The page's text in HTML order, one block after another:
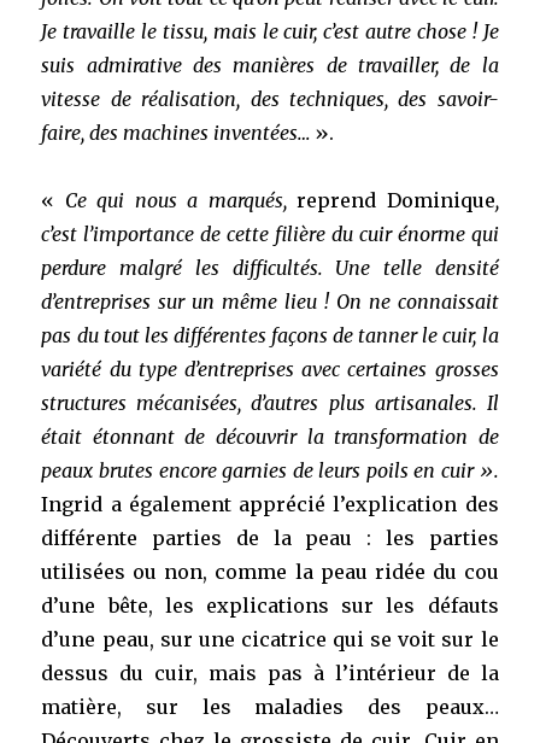
Je travaille le tissu, mais le cuir, c’est autre chose ! Je
suis admirative des manières de travailler, de la
vitesse de réalisation, des techniques, des savoir-
faire, des machines inventées… ».
« Ce qui nous a marqués,reprend Dominique,
c’est l’importance de cette filière du cuir énorme qui
perdure malgré les difficultés. Une telle densité
d’entreprises sur un même lieu ! On ne connaissait
pas du tout les différentes façons de tanner le cuir, la
variété du type d’entreprises avec certaines grosses
structures mécanisées, d’autres plus artisanales. Il
était étonnant de découvrir la transformation de
peaux brutes encore garnies de leurs poils en cuir ».
Ingrid a également apprécié l’explication des
différente parties de la peau : les parties
utilisées ou non, comme la peau ridée du cou
d’une bête, les explications sur les défauts
d’une peau, sur une cicatrice qui se voit sur le
dessus du cuir, mais pas à l’intérieur de la
matière, sur les maladies des peaux…